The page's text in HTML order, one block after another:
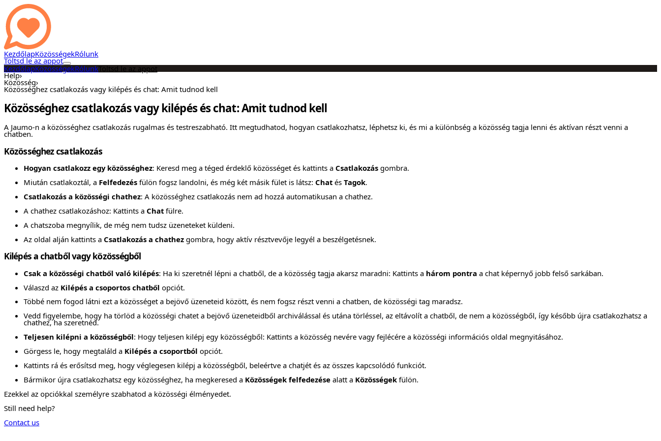
KezdőlapKözösségekRólunk
Töltsd le az appot
KezdőlapKözösségekRólunkTöltsd le az appot
Help›
Közösség›
Közösséghez csatlakozás vagy kilépés és chat: Amit tudnod kell
Közösséghez csatlakozás vagy kilépés és chat: Amit tudnod kell
A Jaumo-n a közösséghez csatlakozás rugalmas és testreszabható. Itt megtudhatod, hogyan csatlakozhatsz, léphetsz ki, és mi a különbség a közösség tagja lenni és aktívan részt venni a
chatben.
Közösséghez csatlakozás
Hogyan csatlakozz egy közösséghez: Keresd meg a téged érdeklő közösséget és kattints a Csatlakozás gombra.
Miután csatlakoztál, a Felfedezés fülön fogsz landolni, és még két másik fület is látsz: Chat és Tagok.
Csatlakozás a közösségi chathez: A közösséghez csatlakozás nem ad hozzá automatikusan a chathez.
A chathez csatlakozáshoz: Kattints a Chat fülre.
A chatszoba megnyílik, de még nem tudsz üzeneteket küldeni.
Az oldal alján kattints a Csatlakozás a chathez gombra, hogy aktív résztvevője legyél a beszélgetésnek.
Kilépés a chatből vagy közösségből
Csak a közösségi chatből való kilépés: Ha ki szeretnél lépni a chatből, de a közösség tagja akarsz maradni: Kattints a három pontra a chat képernyő jobb felső sarkában.
Válaszd az Kilépés a csoportos chatből opciót.
Többé nem fogod látni ezt a közösséget a bejövő üzeneteid között, és nem fogsz részt venni a chatben, de közösségi tag maradsz.
Vedd figyelembe, hogy ha törlöd a közösségi chatet a bejövő üzeneteidből archiválással és utána törléssel, az eltávolít a chatből, de nem a közösségből, így később újra csatlakozhatsz a
chathez, ha szeretnéd.
Teljesen kilépni a közösségből: Hogy teljesen kilépj egy közösségből: Kattints a közösség nevére vagy fejlécére a közösségi információs oldal megnyitásához.
Görgess le, hogy megtaláld a Kilépés a csoportból opciót.
Kattints rá és erősítsd meg, hogy véglegesen kilépj a közösségből, beleértve a chatjét és az összes kapcsolódó funkciót.
Bármikor újra csatlakozhatsz egy közösséghez, ha megkeresed a Közösségek felfedezése alatt a Közösségek fülön.
Ezekkel az opciókkal személyre szabhatod a közösségi élményedet.
Still need help?
Contact us